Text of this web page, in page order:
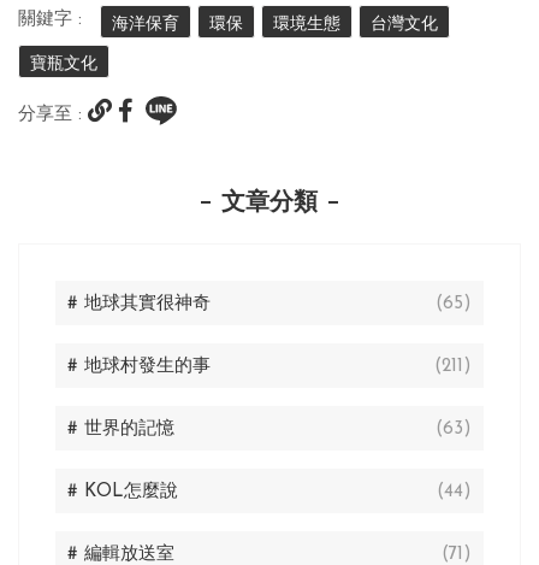
關鍵字 : 海洋保育 環保 環境生態 台灣文化
寶瓶文化
分享至 :
文章分類
# 地球其實很神奇 (65)
# 地球村發生的事 (211)
# 世界的記憶 (63)
# KOL怎麼說 (44)
# 編輯放送室 (71)